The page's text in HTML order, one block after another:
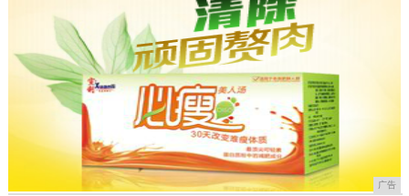
广告